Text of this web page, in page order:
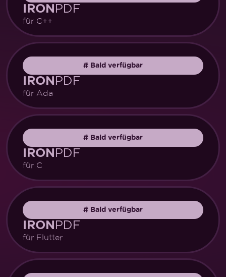
IRONPDF
für C++
# Bald verfügbar
IRONPDF
für Ada
# Bald verfügbar
IRONPDF
für C
# Bald verfügbar
IRONPDF
für Flutter